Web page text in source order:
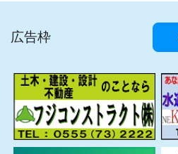
広告枠